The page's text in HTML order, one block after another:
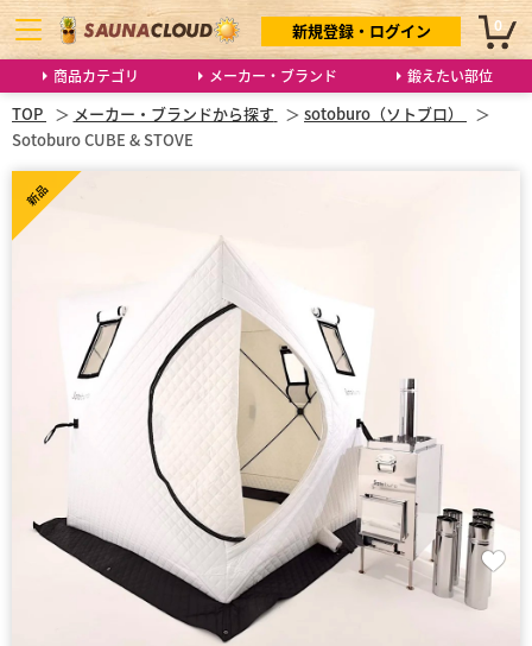
商品カテゴリ メーカー・ブランド 鍛えたい部位
新規登録・ログイン 0
TOP メーカー・ブランドから探す
sotoburo（ソトブロ）
Sotoburo CUBE & STOVE
新品